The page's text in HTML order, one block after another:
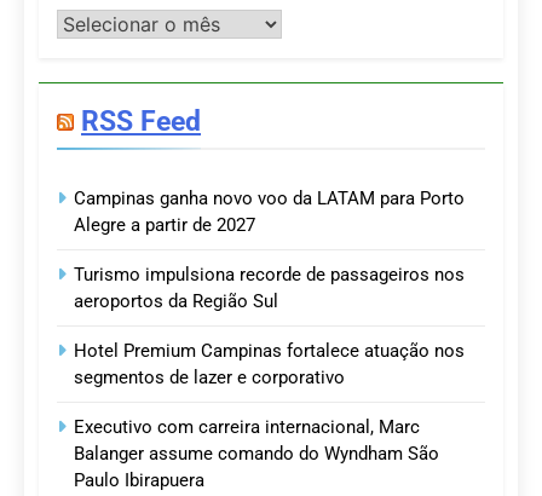
Postagens
RSS Feed
Campinas ganha novo voo da LATAM para Porto
Alegre a partir de 2027
Turismo impulsiona recorde de passageiros nos
aeroportos da Região Sul
Hotel Premium Campinas fortalece atuação nos
segmentos de lazer e corporativo
Executivo com carreira internacional, Marc
Balanger assume comando do Wyndham São
Paulo Ibirapuera